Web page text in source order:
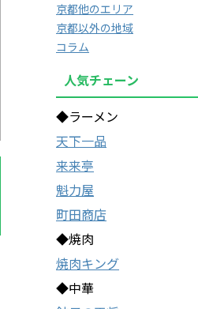
京都他のエリア
京都以外の地域
コラム
人気チェーン
◆ラーメン
天下一品
来来亭
魁力屋
町田商店
◆焼肉
焼肉キング
◆中華